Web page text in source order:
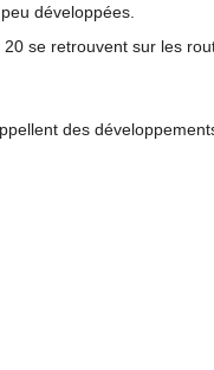
développées.
se retrouvent sur les
des